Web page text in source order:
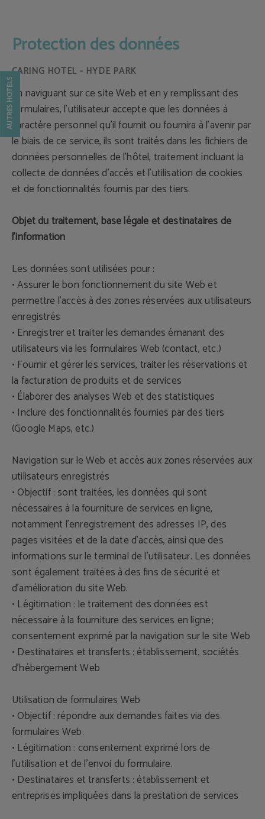
Protection des données
En naviguant sur ce site Web et en y remplissant des
formulaires, l'utilisateur accepte que les données à
caractère personnel qu’il fournit ou fournira à l'avenir par
le biais de ce service, ils sont traités dans les fichiers de
données personnelles de l'hôtel, traitement incluant la
collecte de données d'accès et l'utilisation de cookies
et de fonctionnalités fournis par des tiers.
Objet du traitement, base légale et destinataires de
l'information
Les données sont utilisées pour :
• Assurer le bon fonctionnement du site Web et
permettre l'accès à des zones réservées aux utilisateurs
enregistrés
• Enregistrer et traiter les demandes émanant des
utilisateurs via les formulaires Web (contact, etc.)
• Fournir et gérer les services, traiter les réservations et
la facturation de produits et de services
• Élaborer des analyses Web et des statistiques
• Inclure des fonctionnalités fournies par des tiers
(Google Maps, etc.)
Navigation sur le Web et accès aux zones réservées aux
utilisateurs enregistrés
• Objectif : sont traitées, les données qui sont
nécessaires à la fourniture de services en ligne,
notamment l'enregistrement des adresses IP, des
pages visitées et de la date d'accès, ainsi que des
informations sur le terminal de l'utilisateur. Les données
sont également traitées à des fins de sécurité et
d'amélioration du site Web.
• Légitimation : le traitement des données est
nécessaire à la fourniture des services en ligne ;
consentement exprimé par la navigation sur le site Web
• Destinataires et transferts : établissement, sociétés
d'hébergement Web
Utilisation de formulaires Web
• Objectif : répondre aux demandes faites via des
formulaires Web.
• Légitimation : consentement exprimé lors de
l'utilisation et de l'envoi du formulaire.
• Destinataires et transferts : établissement et
entreprises impliquées dans la prestation de services
AUTRES HÔTELS